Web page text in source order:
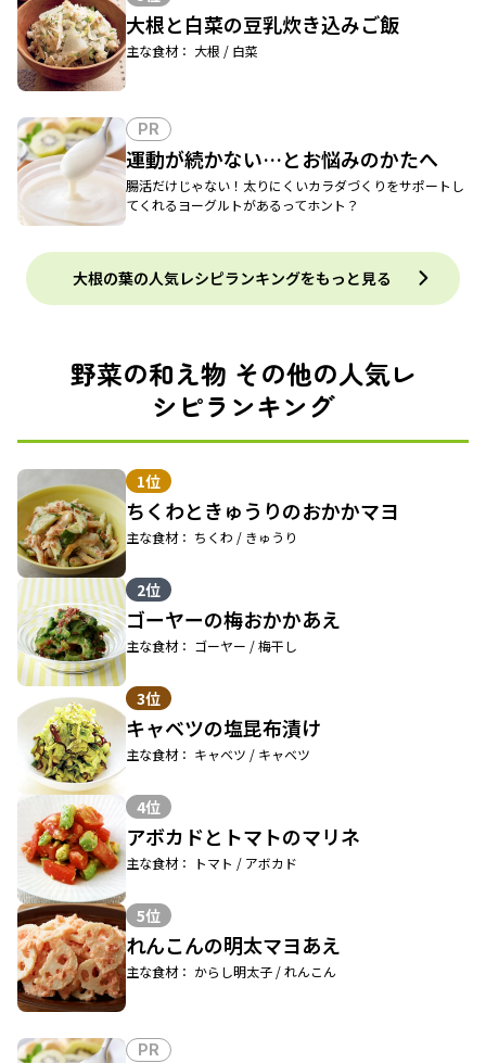
大根と白菜の豆乳炊き込みご飯
主な食材： 大根 / 白菜
PR
運動が続かない…とお悩みのかたへ
腸活だけじゃない！太りにくいカラダづくりをサポートし
てくれるヨーグルトがあるってホント？
大根の葉の人気レシピランキングをもっと見る
野菜の和え物 その他の人気レ
シピランキング
1位
ちくわときゅうりのおかかマヨ
主な食材： ちくわ / きゅうり
2位
ゴーヤーの梅おかかあえ
主な食材： ゴーヤー / 梅干し
3位
キャベツの塩昆布漬け
主な食材： キャベツ / キャベツ
4位
アボカドとトマトのマリネ
主な食材： トマト / アボカド
5位
れんこんの明太マヨあえ
主な食材： からし明太子 / れんこん
PR